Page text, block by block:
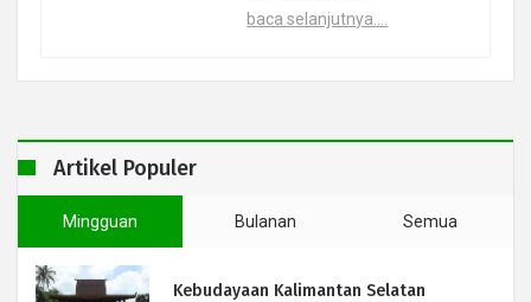
baca selanjutnya....
Artikel Populer
Mingguan Bulanan Semua
Kebudayaan Kalimantan Selatan